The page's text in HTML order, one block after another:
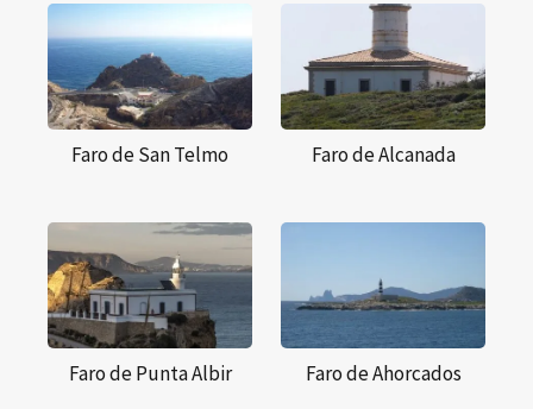
Faro de San Telmo Faro de Alcanada
Faro de Punta Albir Faro de Ahorcados